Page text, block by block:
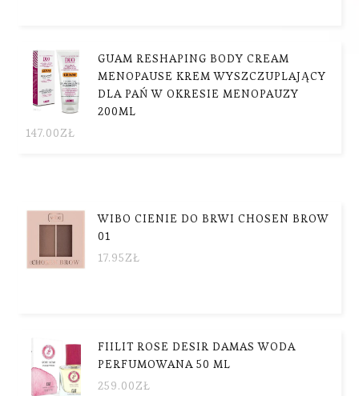
GUAM RESHAPING BODY CREAM
MENOPAUSE KREM WYSZCZUPLAJĄCY
DLA PAŃ W OKRESIE MENOPAUZY
200ML
147.00ZŁ
WIBO CIENIE DO BRWI CHOSEN BROW
01
17.95ZŁ
FIILIT ROSE DESIR DAMAS WODA
PERFUMOWANA 50 ML
259.00ZŁ